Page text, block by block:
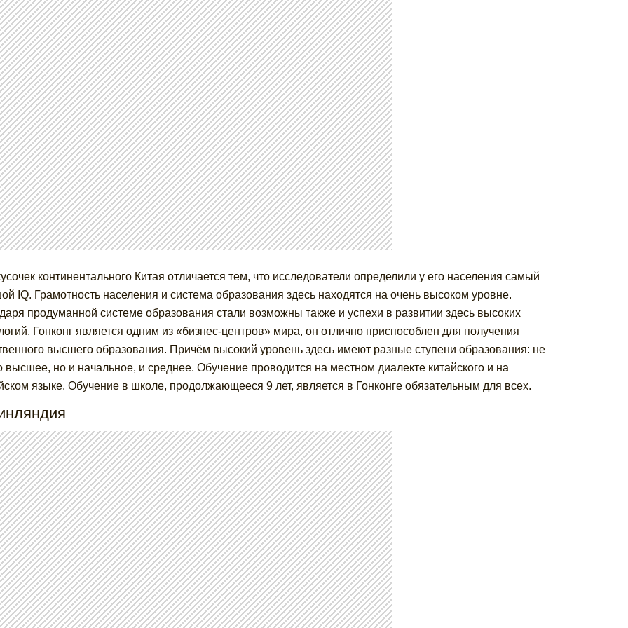
континентального Китая отличается тем, что исследователи определили у его населения самый
IQ. Грамотность населения и система образования здесь находятся на очень высоком уровне.
продуманной системе образования стали возможны также и успехи в развитии здесь высоких
Гонконг является одним из «бизнес-центров» мира, он отлично приспособлен для получения
высшего образования. Причём высокий уровень здесь имеют разные ступени образования: не
высшее, но и начальное, и среднее. Обучение проводится на местном диалекте китайского и на
языке. Обучение в школе, продолжающееся 9 лет, является в Гонконге обязательным для всех.